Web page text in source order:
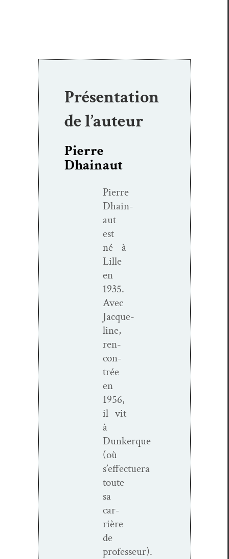
Présentation
de l’auteur
Pierre
Dhainaut
Pierre
Dhain­
aut
est
né à
Lille
en
1935.
Avec
Jacque­
line,
ren­
con­
trée
en
1956,
il vit
à
Dunkerque
(où
s’effectuera
toute
sa
car­
rière
de
professeur).